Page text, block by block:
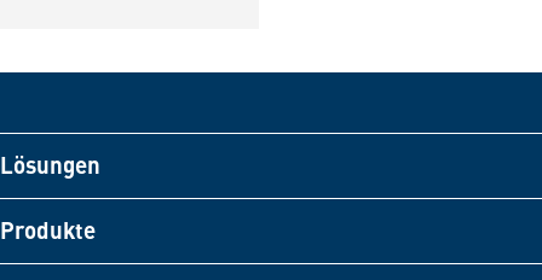
Lösungen
Produkte